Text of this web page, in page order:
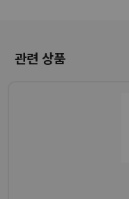
관련 상품